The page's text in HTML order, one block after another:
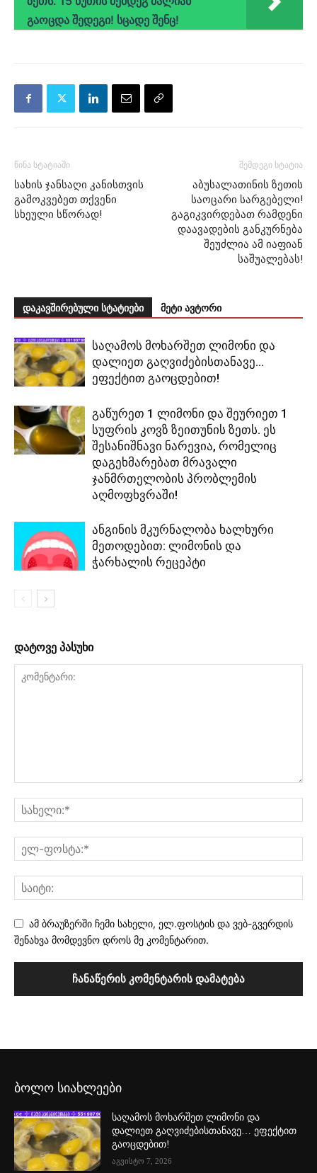
გაოცდა შედეგი! სცადე შენც!
წინა სტატიაში
სახის ჯანსაღი კანისთვის
გამოკვებეთ თქვენი
სხეული სწორად!
შემდეგი სტატია
აბუსალათინის ზეთის
საოცარი სარგებელი!
გაგიკვირდებათ რამდენი
დაავადების განკურნება
შეუძლია ამ იაფიან
საშუალებას!
დაკავშირებული სტატიები მეტი ავტორი
საღამოს მოხარშეთ ლიმონი და
დალიეთ გაღვიძებისთანავე…
ეფექტით გაოცდებით!
გაწურეთ 1 ლიმონი და შეურიეთ 1
სუფრის კოვზ ზეითუნის ზეთს. ეს
შესანიშნავი ნარევია, რომელიც
დაგეხმარებათ მრავალი
ჯანმრთელობის პრობლემის
აღმოფხვრაში!
ანგინის მკურნალობა ხალხური
მეთოდებით: ლიმონის და
ჭარხალის რეცეპტი
დატოვე პასუხი
ამ ბრაუზერში ჩემი სახელი, ელ.ფოსტის და ვებ-გვერდის
შენახვა მომდევნო დროს მე კომენტარით.
ბოლო სიახლეები
საღამოს მოხარშეთ ლიმონი და
დალიეთ გაღვიძებისთანავე… ეფექტით
გაოცდებით!
აგვისტო 7, 2026